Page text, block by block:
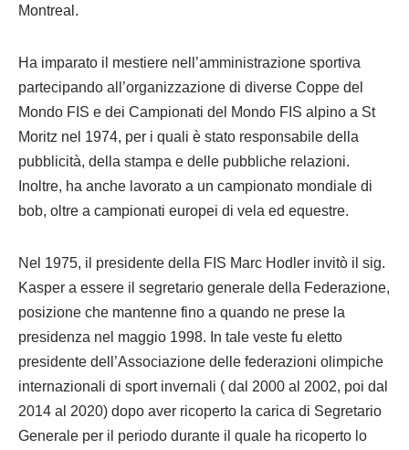
Montreal.
Ha imparato il mestiere nell’amministrazione sportiva
partecipando all’organizzazione di diverse Coppe del
Mondo FIS e dei Campionati del Mondo FIS alpino a St
Moritz nel 1974, per i quali è stato responsabile della
pubblicità, della stampa e delle pubbliche relazioni.
Inoltre, ha anche lavorato a un campionato mondiale di
bob, oltre a campionati europei di vela ed equestre.
Nel 1975, il presidente della FIS Marc Hodler invitò il sig.
Kasper a essere il segretario generale della Federazione,
posizione che mantenne fino a quando ne prese la
presidenza nel maggio 1998. In tale veste fu eletto
presidente dell’Associazione delle federazioni olimpiche
internazionali di sport invernali ( dal 2000 al 2002, poi dal
2014 al 2020) dopo aver ricoperto la carica di Segretario
Generale per il periodo durante il quale ha ricoperto lo